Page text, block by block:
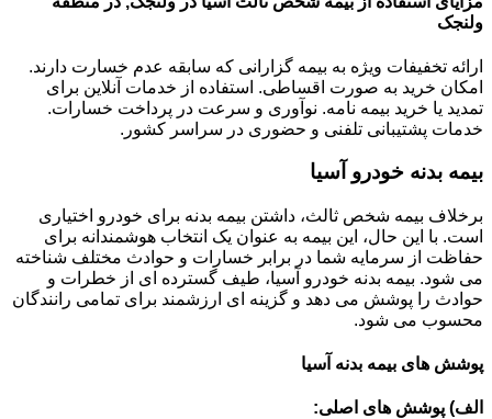
ولنجک
ارائه تخفیفات ویژه به بیمه گزارانی که سابقه عدم خسارت دارند.
امکان خرید به صورت اقساطی. استفاده از خدمات آنلاین برای
تمدید یا خرید بیمه نامه. نوآوری و سرعت در پرداخت خسارات.
خدمات پشتیبانی تلفنی و حضوری در سراسر کشور.
بیمه بدنه خودرو آسیا
برخلاف بیمه شخص ثالث، داشتن بیمه بدنه برای خودرو اختیاری
است. با این حال، این بیمه به عنوان یک انتخاب هوشمندانه برای
حفاظت از سرمایه شما در برابر خسارات و حوادث مختلف شناخته
می شود. بیمه بدنه خودرو آسیا، طیف گسترده ای از خطرات و
حوادث را پوشش می دهد و گزینه ای ارزشمند برای تمامی رانندگان
محسوب می شود.
پوشش های بیمه بدنه آسیا
الف) پوشش های اصلی: